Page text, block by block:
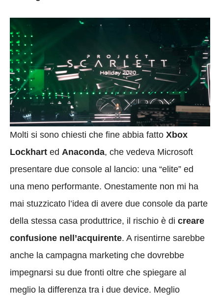
Molti si sono chiesti che fine abbia fatto Xbox
Lockhart ed Anaconda, che vedeva Microsoft
presentare due console al lancio: una “elite” ed
una meno performante. Onestamente non mi ha
mai stuzzicato l’idea di avere due console da parte
della stessa casa produttrice, il rischio è di creare
confusione nell’acquirente. A risentirne sarebbe
anche la campagna marketing che dovrebbe
impegnarsi su due fronti oltre che spiegare al
meglio la differenza tra i due device. Meglio